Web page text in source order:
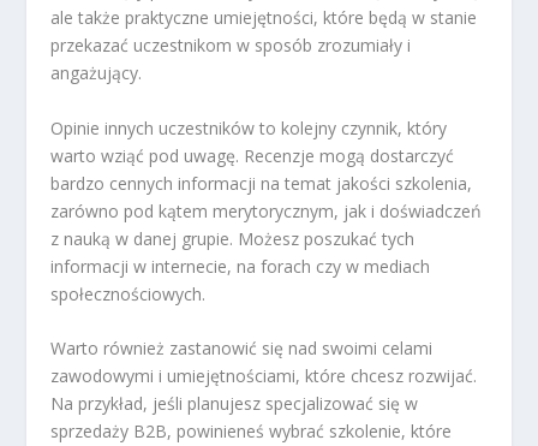
ale także praktyczne umiejętności, które będą w stanie
przekazać uczestnikom w sposób zrozumiały i
angażujący.
Opinie innych uczestników to kolejny czynnik, który
warto wziąć pod uwagę. Recenzje mogą dostarczyć
bardzo cennych informacji na temat jakości szkolenia,
zarówno pod kątem merytorycznym, jak i doświadczeń
z nauką w danej grupie. Możesz poszukać tych
informacji w internecie, na forach czy w mediach
społecznościowych.
Warto również zastanowić się nad swoimi celami
zawodowymi i umiejętnościami, które chcesz rozwijać.
Na przykład, jeśli planujesz specjalizować się w
sprzedaży B2B, powinieneś wybrać szkolenie, które